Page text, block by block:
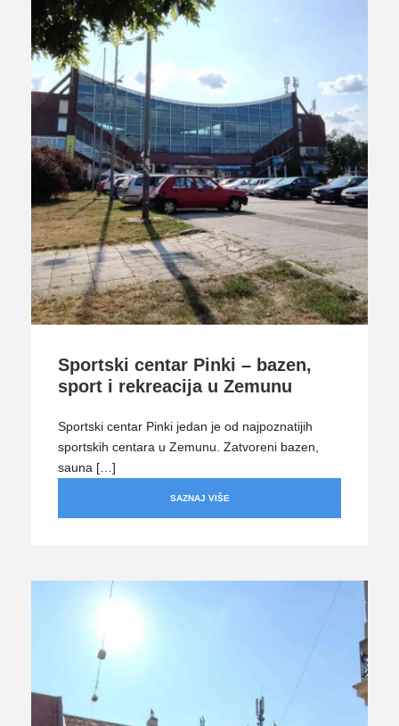
Sportski centar Pinki – bazen,
sport i rekreacija u Zemunu
Sportski centar Pinki jedan je od najpoznatijih
sportskih centara u Zemunu. Zatvoreni bazen,
sauna […]
SAZNAJ VIŠE